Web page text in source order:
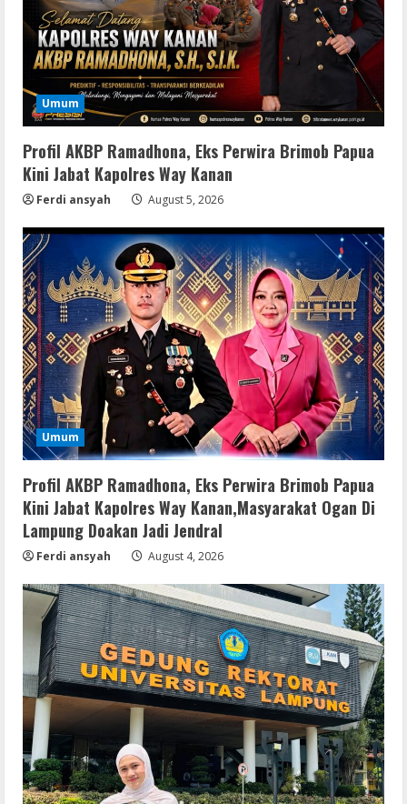
Umum
Profil AKBP Ramadhona, Eks Perwira Brimob Papua
Kini Jabat Kapolres Way Kanan
Ferdi ansyah August 5, 2026
Umum
Profil AKBP Ramadhona, Eks Perwira Brimob Papua
Kini Jabat Kapolres Way Kanan,Masyarakat Ogan Di
Lampung Doakan Jadi Jendral
Ferdi ansyah August 4, 2026
2
Serialers
Ableton Live Crack + Portable Windows
10 (x32x64)
August 6, 2026
3
Lan
Assassin’s Creed Shadows Digital
Deluxe Edition Cracked Rune Release
for Desktop
August 6, 2026